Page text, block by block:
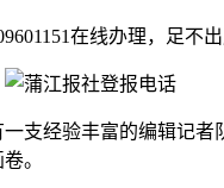
在线办理，足不
支经验丰富的编辑记
。